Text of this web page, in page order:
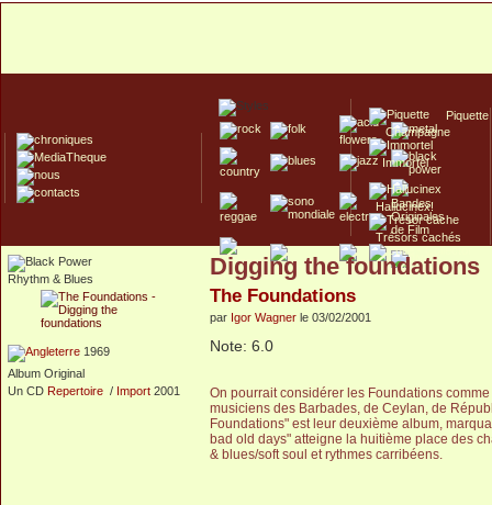
Piquette
Champagne
Immortel
Hallucinex!
Trésors cachés
Culte/Collector
Rhythm & Blues
1969
Album Original
Un CD Repertoire / Import 2001
Digging the foundations
The Foundations
par Igor Wagner le 03/02/2001
Note: 6.0
On pourrait considérer les Foundations
musiciens des Barbades, de Ceylan, de
Foundations" est leur deuxième album,
bad old days" atteigne la huitième place des
& blues/soft soul et rythmes carribéens.